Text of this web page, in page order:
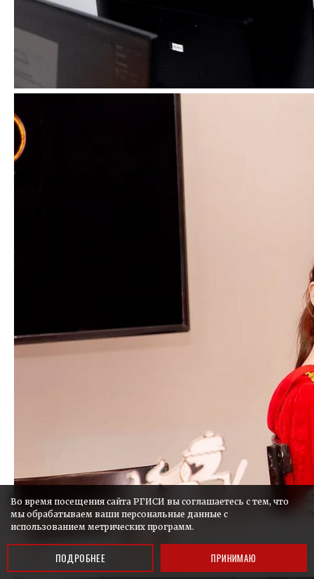
Во время посещения сайта РГИСИ вы соглашаетесь с тем, что
мы обрабатываем ваши персональные данные с
использованием метрических программ.
ПОДРОБНЕЕ ПРИНИМАЮ